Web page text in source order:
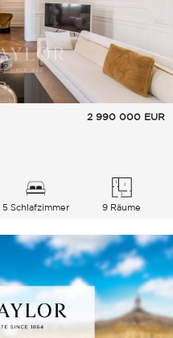
2 990 000 EUR
5 Schlafzimmer 9 Räume